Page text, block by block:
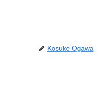
Kosuke Ogawa